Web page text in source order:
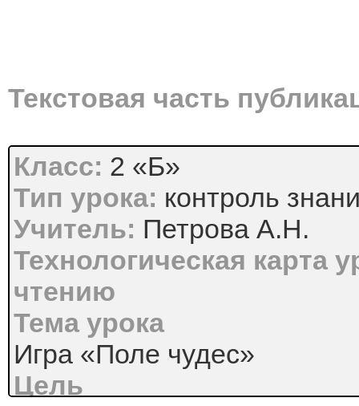
Текстовая часть
Класс: 2 «Б»
Тип урока: контроль
Учитель: Петрова А.Н.
Технологическая карта
чтению
Тема урока
Игра «Поле чудес»
Цель